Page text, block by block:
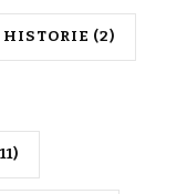
HISTORIE (2)